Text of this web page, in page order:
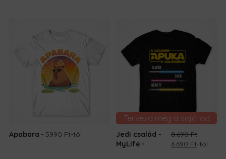
Apabara 5990 Ft-tól
Tervezd meg a sajátod
Jedi család -
MyLife
8.690Ft
Original
6.690 FtCurrent
-tól